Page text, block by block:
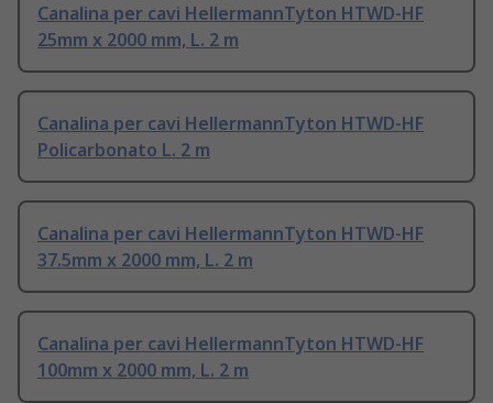
Canalina per cavi HellermannTyton HTWD-HF
25mm x 2000 mm, L. 2 m
Canalina per cavi HellermannTyton HTWD-HF
Policarbonato L. 2 m
Canalina per cavi HellermannTyton HTWD-HF
37.5mm x 2000 mm, L. 2 m
Canalina per cavi HellermannTyton HTWD-HF
100mm x 2000 mm, L. 2 m